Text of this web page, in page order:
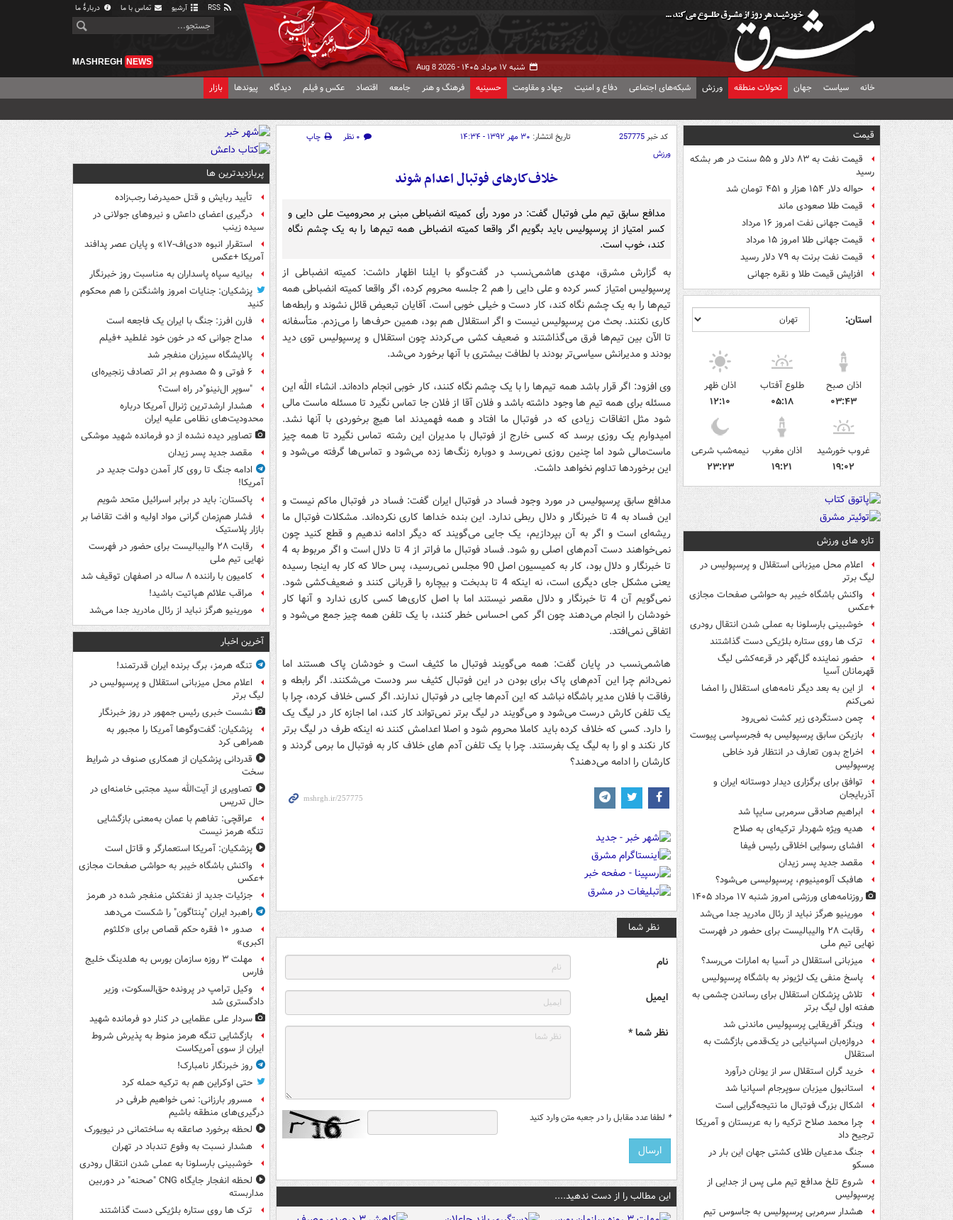
آرشیو تماس با ما دربارهٔ ما
شنبه ۱۷ مرداد ۱۴۰۵ - Aug 8 2026
MASHREGH NEWS
خانه سیاست جهان تحولات منطقه ورزش شبکه‌های اجتماعی دفاع و امنیت جهاد و مقاومت حسینیه فرهنگ و هنر جامعه اقتصاد عکس و فیلم دیدگاه پیوندها بازار
قیمت
قیمت نفت به ۸۳ دلار و ۵۵ سنت در هر بشکه
رسید
حواله دلار ۱۵۴ هزار و ۴۵۱ تومان شد
قیمت طلا صعودی ماند
قیمت جهانی نفت امروز ۱۶ مرداد
قیمت جهانی طلا امروز ۱۵ مرداد
قیمت نفت برنت به ۷۹ دلار رسید
افزایش قیمت طلا و نقره جهانی
استان:
اذان صبح
۰۳:۴۳
طلوع آفتاب
۰۵:۱۸
اذان ظهر
۱۲:۱۰
غروب خورشید
۱۹:۰۲
اذان مغرب
۱۹:۲۱
نیمه‌شب شرعی
۲۳:۲۳
تازه های ورزش
اعلام محل میزبانی استقلال و پرسپولیس در
لیگ برتر
واکنش باشگاه خیبر به حواشی صفحات مجازی
+عکس
خوشبینی بارسلونا به عملی شدن انتقال رودری
ترک ها روی ستاره بلژیکی دست گذاشتند
حضور نماینده گل‌گهر در قرعه‌کشی لیگ
قهرمانان آسیا
از این به بعد دیگر نامه‌های استقلال را امضا
نمی‌کنم
چمن دستگردی زیر کشت نمی‌رود
بازیکن سابق پرسپولیس به فجرسپاسی پیوست
اخراج بدون تعارف در انتظار فرد خاطی
پرسپولیس
توافق برای برگزاری دیدار دوستانه ایران و
آذربایجان
ابراهیم صادقی سرمربی سایپا شد
هدیه ویژه شهردار ترکیه‌ای به صلاح
افشای رسوایی اخلاقی رئیس فیفا
مقصد جدید پسر زیدان
هافبک آلومینیوم، پرسپولیسی می‌شود؟
روزنامه‌های ورزشی امروز ‌شنبه ۱۷ مرداد ۱۴۰۵
مورینیو هرگز نباید از رئال مادرید جدا می‌شد
رقابت ۲۸ والیبالیست برای حضور در فهرست
نهایی تیم ملی
میزبانی استقلال در آسیا به امارات می‌رسد؟
پاسخ منفی یک لژیونر به باشگاه پرسپولیس
تلاش پزشکان استقلال برای رساندن چشمی به
هفته اول لیگ برتر
وینگر آفریقایی پرسپولیس ماندنی شد
دروازه‌بان اسپانیایی در یک‌قدمی بازگشت به
استقلال
خرید گران استقلال سر از یونان درآورد
استانبول میزبان سوپرجام اسپانیا شد
اشکال بزرگ فوتبال ما نتیجه‌گرایی است
چرا محمد صلاح ترکیه را به عربستان و آمریکا
ترجیح داد
جنگ مدعیان طلای کشتی جهان این بار در
مسکو
شروع تلخ مدافع تیم ملی پس از جدایی از
پرسپولیس
هشدار سرمربی پرسپولیس به جاسوس تیم
کد خبر257775 تاریخ انتشار: ۳۰ مهر ۱۳۹۲ - ۱۴:۳۴ ۰ نظر
چاپ
ورزش
خلاف‌کارهای فوتبال اعدام شوند
مدافع سابق تیم ملی فوتبال گفت: در مورد رأی کمیته انضباطی مبنی بر محرومیت علی دایی و
کسر امتیاز از پرسپولیس باید بگویم اگر واقعا کمیته انضباطی همه تیم‌ها را به یک چشم نگاه
کند، خوب است.
به گزارش مشرق، مهدی هاشمی‌نسب در گفت‌وگو با ایلنا اظهار داشت: کمیته انضباطی از
پرسپولیس امتیاز کسر کرده و علی دایی را هم 2 جلسه محروم کرده، اگر واقعا کمیته انضباطی همه
تیم‌ها را به یک چشم نگاه کند، کار دست و خیلی خوبی است. آقایان تبعیض قائل نشوند و رابطه‌ها
کاری نکنند. بحث من پرسپولیس نیست و اگر استقلال هم بود، همین حرف‌ها را می‌زدم. متأسفانه
تا الآن بین تیم‌ها فرق می‌گذاشتند و ضعیف کشی می‌کردند چون استقلال و پرسپولیس توی دید
بودند و مدیرانش سیاسی‌تر بودند با لطافت بیشتری با آنها برخورد می‌شد.
وی افزود: اگر قرار باشد همه تیم‌ها را با یک چشم نگاه کنند، کار خوبی انجام داده‌اند. انشاء الله این
مسئله برای همه تیم ها وجود داشته باشد و فلان آقا از فلان جا تماس نگیرد تا مسئله ماست مالی
شود مثل اتفاقات زیادی که در فوتبال ما افتاد و همه فهمیدند اما هیچ برخوردی با آنها نشد.
امیدوارم یک روزی برسد که کسی خارج از فوتبال با مدیران این رشته تماس نگیرد تا همه چیز
ماست‌مالی شود اما چنین روزی نمی‌رسد و دوباره زنگ‌ها زده می‌شود و تماس‌ها گرفته می‌شود و
این برخوردها تداوم نخواهد داشت.
مدافع سابق پرسپولیس در مورد وجود فساد در فوتبال ایران گفت: فساد در فوتبال ماکم نیست و
این فساد به 4 تا خبرنگار و دلال ربطی ندارد. این بنده خداها کاری نکرده‌اند. مشکلات فوتبال ما
ریشه‌ای است و اگر به آن بپردازیم، یک جایی می‌گویند که دیگر ادامه ندهیم و قطع کنید چون
نمی‌خواهند دست آدم‌های اصلی رو شود. فساد فوتبال ما فراتر از 4 تا دلال است و اگر مربوط به 4
تا خبرنگار و دلال بود، کار به کمیسیون اصل 90 مجلس نمی‌رسید، پس حالا که کار به اینجا رسیده
یعنی مشکل جای دیگری است، نه اینکه 4 تا بدبخت و بیچاره را قربانی کنند و ضعیف‌کشی شود.
نمی‌گویم آن 4 تا خبرنگار و دلال مقصر نیستند اما با اصل کاری‌ها کسی کاری ندارد و آنها کار
خودشان را انجام می‌دهند چون اگر کمی احساس خطر کنند، با یک تلفن همه چیز جمع می‌شود و
اتفاقی نمی‌افتد.
هاشمی‌نسب در پایان گفت: همه می‌گویند فوتبال ما کثیف است و خودشان پاک هستند اما
نمی‌دانم چرا این آدم‌های پاک برای بودن در این فوتبال کثیف سر ودست می‌شکنند. اگر رابطه و
رفاقت با فلان مدیر باشگاه نباشد که این آدم‌ها جایی در فوتبال ندارند. اگر کسی خلاف کرده، چرا با
یک تلفن کارش درست می‌شود و می‌گویند در لیگ برتر نمی‌تواند کار کند، اما اجازه کار در لیگ یک
را دارد. کسی که خلاف کرده باید کاملا محروم شود و اصلا اعدامش کنند نه اینکه طرف در لیگ برتر
کار نکند و او را به لیگ یک بفرستند. چرا با یک تلفن آدم های خلاف کار به فوتبال ما برمی گردند و
کارشان را ادامه می‌دهند؟
نظر شما
نام
ایمیل
نظر شما *
* لطفا عدد مقابل را در جعبه متن وارد کنید
این مطالب را از دست ندهید....
پربازدیدترین ها
تأیید ربایش و قتل حمیدرضا رجب‌زاده
درگیری اعضای داعش و نیروهای جولانی در
سیده زینب
استقرار انبوه «دی‌اف‑۱۷» و پایان عصر پدافند
آمریکا +عکس
بیانیه سپاه پاسداران به مناسبت روز خبرنگار
پزشکیان: جنایات امروز واشنگتن را هم محکوم
کنید
فارن افرز: جنگ با ایران یک فاجعه است
مداح جوانی که در خون خود غلطید +فیلم
پالایشگاه سیزران منفجر شد
۶ فوتی و ۵ مصدوم بر اثر تصادف زنجیره‌ای
"سوپر ال‌نینو"در راه است؟
هشدار ارشدترین ژنرال آمریکا درباره
محدودیت‌های نظامی علیه ایران
تصاویر دیده‌ نشده از دو فرمانده شهید موشکی
مقصد جدید پسر زیدان
ادامه جنگ تا روی کار آمدن دولت جدید در
آمریکا!
پاکستان: باید در برابر اسرائیل متحد شویم
فشار هم‌زمان گرانی مواد اولیه و افت تقاضا بر
بازار پلاستیک
رقابت ۲۸ والیبالیست برای حضور در فهرست
نهایی تیم ملی
کامیون با راننده ۸ ساله در اصفهان توقیف شد
مراقب علائم هپاتیت باشید!
مورینیو هرگز نباید از رئال مادرید جدا می‌شد
آخرین اخبار
تنگه هرمز، برگ برنده ایران قدرتمند!
اعلام محل میزبانی استقلال و پرسپولیس در
لیگ برتر
نشست خبری رئیس جمهور در روز خبرنگار
پزشکیان: گفت‌وگوها آمریکا را مجبور به
همراهی کرد
قدردانی پزشکیان از همکاری صنوف در شرایط
سخت
تصاویری از آیت‌الله سید مجتبی خامنه‌ای در
حال تدریس
عراقچی: تفاهم با عمان به‌معنی بازگشایی
تنگه هرمز نیست
پزشکیان: آمریکا استعمارگر و قاتل است
واکنش باشگاه خیبر به حواشی صفحات مجازی
+عکس
جزئیات جدید از نفتکش منفجر شده در هرمز
راهبرد ایران "پنتاگون" را شکست می‌دهد
صدور ۱۰ فقره حکم قصاص برای «کلثوم
اکبری»
مهلت ۳ روزه سازمان بورس به هلدینگ خلیج
فارس
وکیل ترامپ در پرونده حق‌السکوت، وزیر
دادگستری شد
سردار علی عظمایی در کنار دو فرمانده شهید
بازگشایی تنگه هرمز منوط به پذیرش شروط
ایران از سوی آمریکاست
روز خبرنگار نامبارک!
حتی اوکراین هم به ترکیه حمله کرد
مسرور بارزانی: نمی خواهیم طرفی در
درگیری‌های منطقه باشیم
لحظه برخورد صاعقه به ساختمانی در نیویورک
هشدار نسبت به وفوع تندباد در تهران
خوشبینی بارسلونا به عملی شدن انتقال رودری
لحظه انفجار جایگاه CNG "صحنه" در دوربین
مداربسته
ترک ها روی ستاره بلژیکی دست گذاشتند